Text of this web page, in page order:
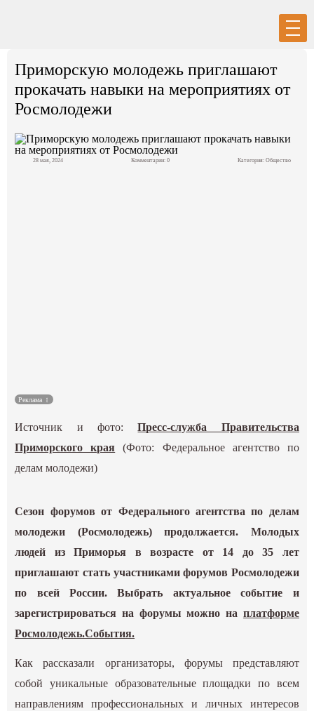
Политика
ГИД
Приморскую молодежь приглашают
прокачать навыки на мероприятиях от
Росмолодежи
28 мая, 2024 Комментарии: 0 Категория: Общество
Реклама
Источник и фото:Пресс-служба Правительства
Приморского края (Фото: Федеральное агентство по
делам молодежи)
Сезон форумов от Федерального агентства по делам
молодежи (Росмолодежь) продолжается. Молодых
людей из Приморья в возрасте от 14 до 35 лет
приглашают стать участниками форумов Росмолодежи
по всей России. Выбрать актуальное событие и
зарегистрироваться на форумы можно на платформе
Росмолодежь.События.
Как рассказали организаторы, форумы представляют
собой уникальные образовательные площадки по всем
направлениям профессиональных и личных интересов